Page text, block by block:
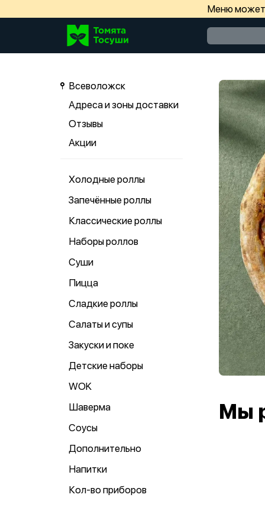
Меню может
Всеволожск
Адреса и зоны доставки
Отзывы
Акции
Холодные роллы
Запечённые роллы
Классические роллы
Наборы роллов
Суши
Пицца
Сладкие роллы
Салаты и супы
Закуски и поке
Детские наборы
WOK
Шаверма
Соусы
Дополнительно
Напитки
Кол-во приборов
Мы